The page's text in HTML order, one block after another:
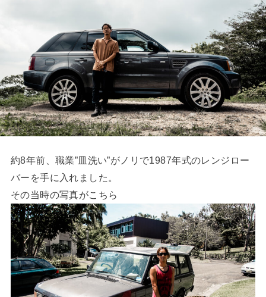
約8年前、職業”皿洗い”がノリで1987年式のレンジロー
バーを手に入れました。
その当時の写真がこちら